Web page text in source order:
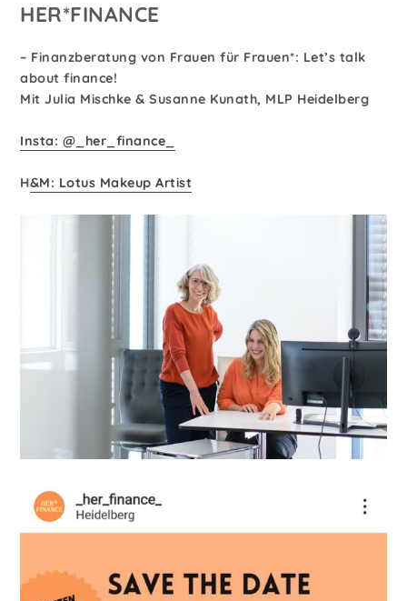
HER*FINANCE
– Finanzberatung von Frauen für Frauen*: Let’s talk
about finance!
Mit Julia Mischke & Susanne Kunath, MLP Heidelberg
Insta: @_her_finance_
H&M: Lotus Makeup Artist